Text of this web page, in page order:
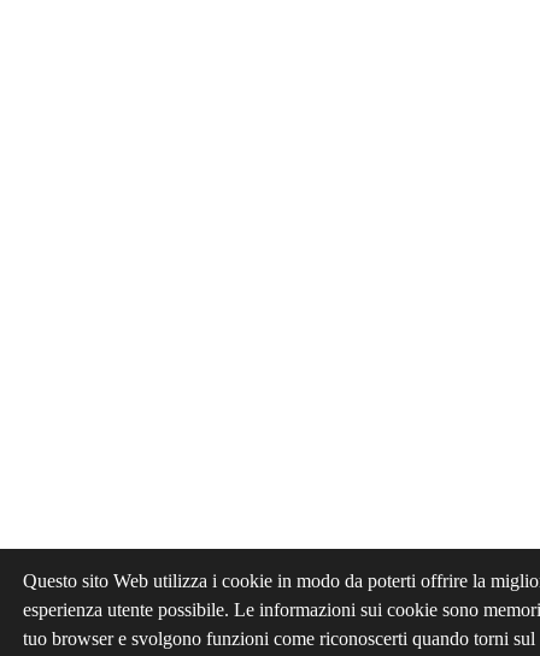
Questo sito Web utilizza i cookie in modo da poterti offrire la
esperienza utente possibile. Le informazioni sui cookie sono
tuo browser e svolgono funzioni come riconoscerti quando torni sul